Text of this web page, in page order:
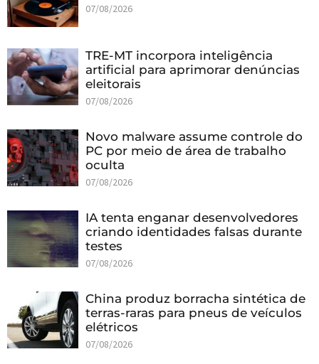
07/08/2026
TRE-MT incorpora inteligência
artificial para aprimorar denúncias
eleitorais
07/08/2026
Novo malware assume controle do
PC por meio de área de trabalho
oculta
07/08/2026
IA tenta enganar desenvolvedores
criando identidades falsas durante
testes
07/08/2026
China produz borracha sintética de
terras-raras para pneus de veículos
elétricos
07/08/2026